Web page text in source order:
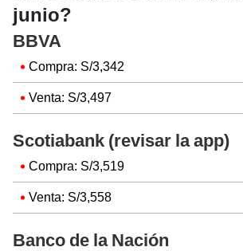
junio?
BBVA
Compra: S/3,342
Venta: S/3,497
Scotiabank (revisar la app)
Compra: S/3,519
Venta: S/3,558
Banco de la Nación